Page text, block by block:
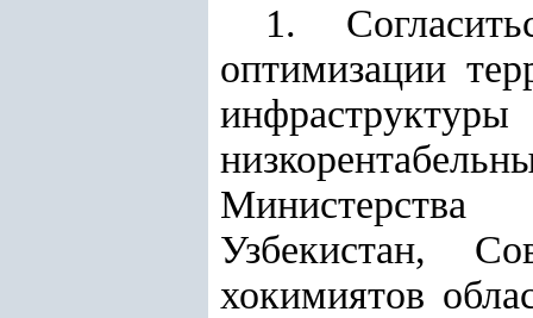
1.
оптимизации
Министерства
Узбекистан,
хокимиятов